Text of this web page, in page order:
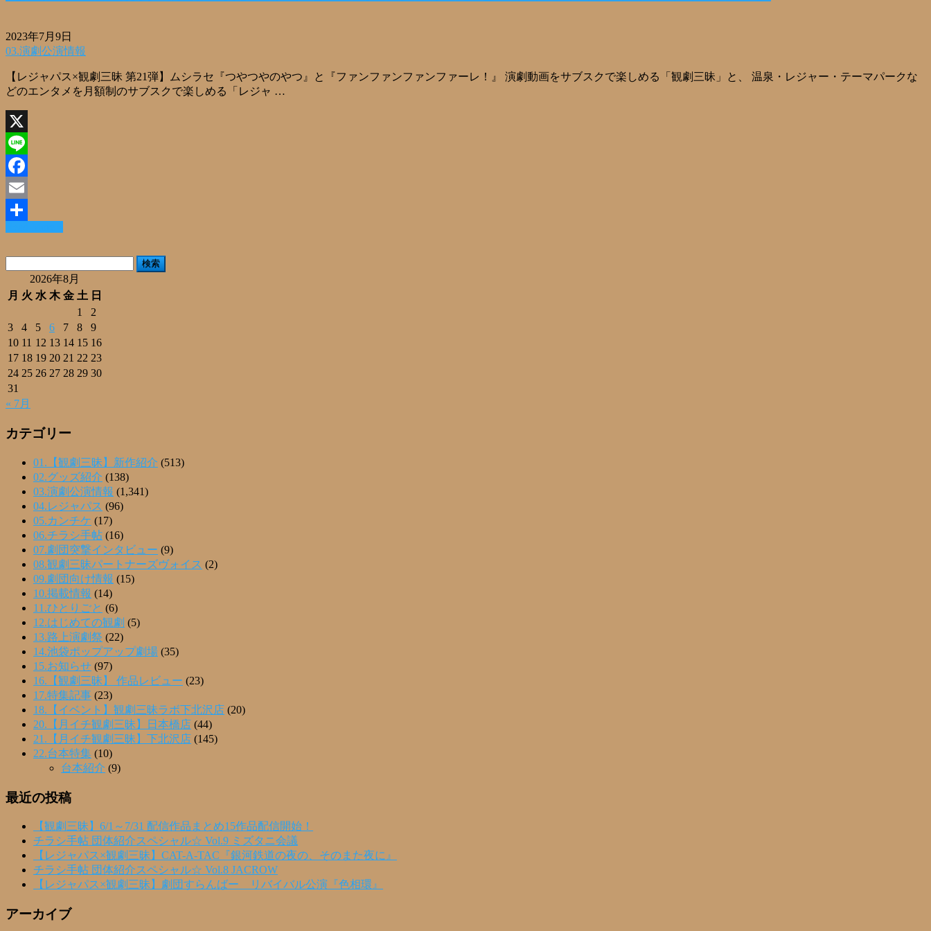
2023年7月9日
03.演劇公演情報
【レジャパス×観劇三昧 第21弾】ムシラセ『つやつやのやつ』と『ファンファンファンファーレ！』 演劇動画をサブスクで楽しめる「観劇三昧」と、 温泉・レジャー・テーマパークな
どのエンタメを月額制のサブスクで楽しめる「レジャ …
X
Line
Facebook
Email
共
有
2026年8月
月 火 水 木 金 土 日
1
2
3
4 5 6 7 8
9
10 11 12 13 14 15 16
17 18 19 20 21 22 23
24 25 26 27 28 29 30
31
« 7月
カテゴリー
01.【観劇三昧】新作紹介 (513)
02.グッズ紹介 (138)
03.演劇公演情報 (1,341)
04.レジャパス (96)
05.カンチケ (17)
06.チラシ手帖 (16)
07.劇団突撃インタビュー (9)
08.観劇三昧パートナーズヴォイス (2)
09.劇団向け情報 (15)
10.掲載情報 (14)
11.ひとりごと (6)
12.はじめての観劇 (5)
13.路上演劇祭 (22)
14.池袋ポップアップ劇場 (35)
15.お知らせ (97)
16.【観劇三昧】 作品レビュー (23)
17.特集記事 (23)
18.【イベント】観劇三昧ラボ下北沢店 (20)
20.【月イチ観劇三昧】日本橋店 (44)
21.【月イチ観劇三昧】下北沢店 (145)
22.台本特集 (10)
台本紹介 (9)
最近の投稿
【観劇三昧】6/1～7/31 配信作品まとめ15作品配信開始！
チラシ手帖 団体紹介スペシャル☆ Vol.9 ミズタニ会議
【レジャパス×観劇三昧】CAT-A-TAC『銀河鉄道の夜の、そのまた夜に』
チラシ手帖 団体紹介スペシャル☆ Vol.8 JACROW
【レジャパス×観劇三昧】劇団すらんばー リバイバル公演『色相環』
アーカイブ